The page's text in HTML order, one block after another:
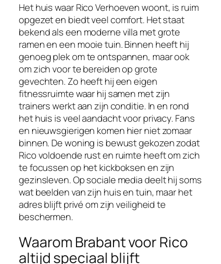
Het huis waar Rico Verhoeven woont, is ruim
opgezet en biedt veel comfort. Het staat
bekend als een moderne villa met grote
ramen en een mooie tuin. Binnen heeft hij
genoeg plek om te ontspannen, maar ook
om zich voor te bereiden op grote
gevechten. Zo heeft hij een eigen
fitnessruimte waar hij samen met zijn
trainers werkt aan zijn conditie. In en rond
het huis is veel aandacht voor privacy. Fans
en nieuwsgierigen komen hier niet zomaar
binnen. De woning is bewust gekozen zodat
Rico voldoende rust en ruimte heeft om zich
te focussen op het kickboksen en zijn
gezinsleven. Op sociale media deelt hij soms
wat beelden van zijn huis en tuin, maar het
adres blijft privé om zijn veiligheid te
beschermen.
Waarom Brabant voor Rico
altijd speciaal blijft